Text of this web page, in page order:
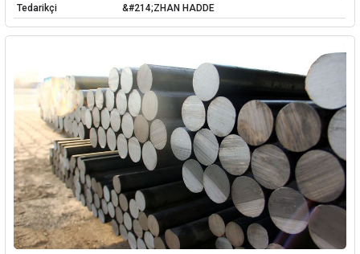
Tedarikçi
&#214;ZHAN HADDE